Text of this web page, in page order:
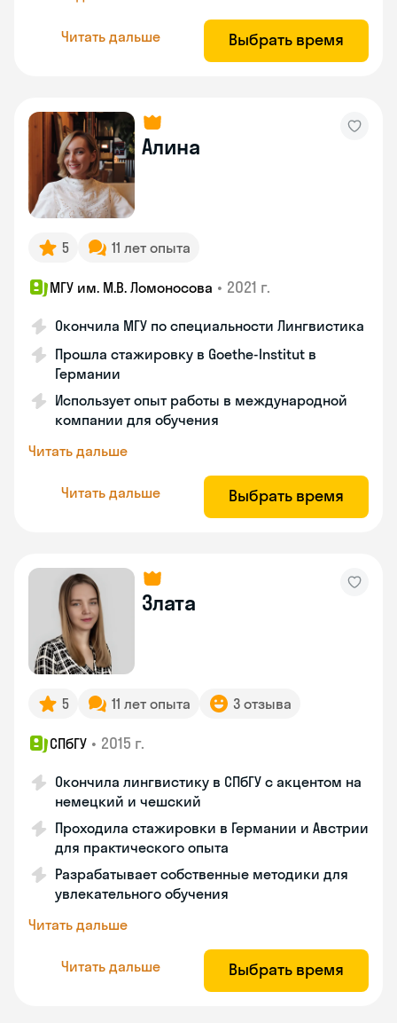
Читать дальше Выбрать время
Алина
5 11 лет опыта
МГУ им. М.В. Ломоносова • 2021 г.
Окончила МГУ по специальности Лингвистика
Прошла стажировку в Goethe-Institut в
Германии
Использует опыт работы в международной
компании для обучения
Читать дальше
Читать дальше Выбрать время
Злата
5 11 лет опыта 3 отзыва
СПбГУ • 2015 г.
Окончила лингвистику в СПбГУ с акцентом на
немецкий и чешский
Проходила стажировки в Германии и Австрии
для практического опыта
Разрабатывает собственные методики для
увлекательного обучения
Читать дальше
Читать дальше Выбрать время